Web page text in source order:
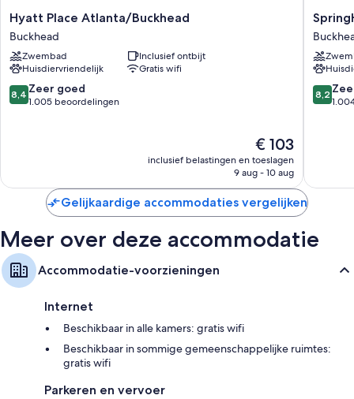
Hyatt
Place
Atlanta/Buckhead
Buckhead
Hyatt Place Atlanta/Buckhead
Buckhead
Zwembad
Inclusief ontbijt
Huisdiervriendelijk
Gratis wifi
8.4
van
8,4 Zeer goed
1.005 beoordelingen
De
prijs
is
€ 103
inclusief belastingen en toeslagen
9 aug - 10 aug
Suites
by
Marriott
Atlanta
8.2
van
8,2
Gelijkaardige accommodaties vergelijken
Meer over deze accommodatie
Accommodatie-voorzieningen
Internet
Beschikbaar in alle kamers: gratis wifi
Beschikbaar in sommige gemeenschappelijke ruimtes:
gratis wifi
Parkeren en vervoer